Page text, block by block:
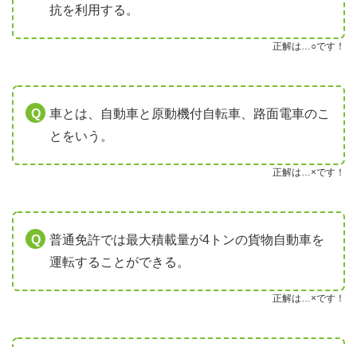
抗を利用する。
正解は…○です！
車とは、自動車と原動機付自転車、路面電車のこ
とをいう。
正解は…×です！
普通免許では最大積載量が4トンの貨物自動車を
運転することができる。
正解は…×です！